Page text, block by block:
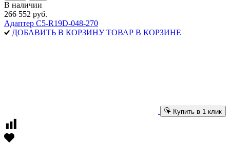
В наличии
266 552 руб.
Адаптер C5-R19D-048-270
ДОБАВИТЬ В КОРЗИНУ ТОВАР В КОРЗИНЕ
Купить в 1 клик